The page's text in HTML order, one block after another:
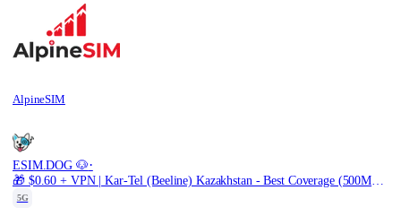
AlpineSIM
ESIM.DOG 🐶·
5G